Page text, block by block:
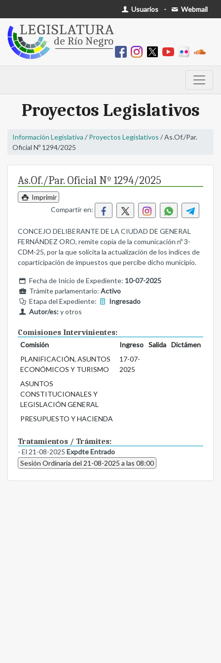
Usuarios - Webmail
Proyectos Legislativos
Información Legislativa / Proyectos Legislativos / As.Of./Par.
Oficial Nº 1294/2025
As.Of./Par. Oficial Nº 1294/2025
Imprimir
Compartir en:
CONCEJO DELIBERANTE DE LA CIUDAD DE GENERAL
FERNÁNDEZ ORO, remite copia de la comunicación nº 3-
CDM-25, por la que solicita la actualización de los indices de
coparticipación de impuestos que percibe dicho municipio.
Fecha de Inicio de Expediente: 10-07-2025
Trámite parlamentario: Activo
Etapa del Expediente:
Ingresado
Autor/es:y otros
Comisiones Intervinientes:
Comisión Ingreso Salida
Dictámen
PLANIFICACIÓN, ASUNTOS
ECONÓMICOS Y TURISMO
17-07-
2025
ASUNTOS
CONSTITUCIONALES Y
LEGISLACIÓN GENERAL
PRESUPUESTO Y HACIENDA
Tratamientos / Trámites:
- El 21-08-2025 Expdte Entrado
Sesión Ordinaria del 21-08-2025 a las 08:00